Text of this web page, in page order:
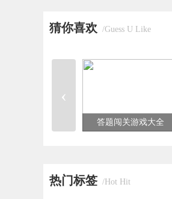
视频软件大全
天app
猜你喜欢 /Guess U Like
答题闯关游戏大全
‹
热门标签 /Hot Hit